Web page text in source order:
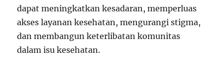
dapat meningkatkan kesadaran, memperluas
akses layanan kesehatan, mengurangi stigma,
dan membangun keterlibatan komunitas
dalam isu kesehatan.